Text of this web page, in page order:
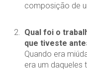
composição de
Qual foi o
que tiveste
Quando era
era um daqueles